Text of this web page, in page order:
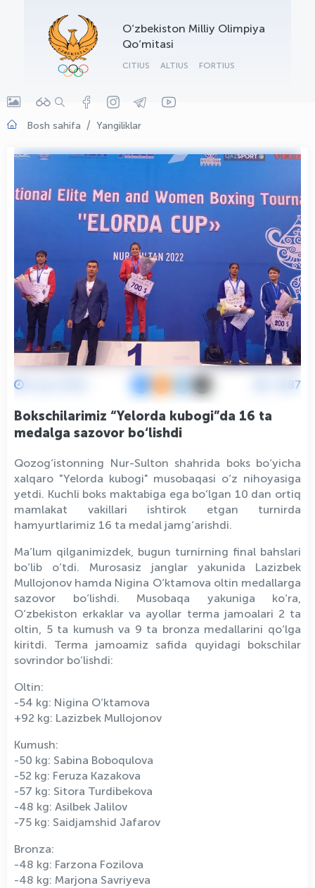
O‘zbekiston Milliy Olimpiya
Qo‘mitasi
CITIUS ALTIUS FORTIUS
Bosh sahifa Yangiliklar
3287
Bokschilarimiz “Yelorda kubogi”da 16 ta
medalga sazovor bo‘lishdi
Qozog‘istonning Nur-Sulton shahrida boks bo‘yicha
xalqaro "Yelorda kubogi" musobaqasi o‘z nihoyasiga
yetdi. Kuchli boks maktabiga ega bo‘lgan 10 dan ortiq
mamlakat vakillari ishtirok etgan turnirda
hamyurtlarimiz 16 ta medal jamg‘arishdi.
Ma’lum qilganimizdek, bugun turnirning final bahslari
bo‘lib o‘tdi. Murosasiz janglar yakunida Lazizbek
Mullojonov hamda Nigina O‘ktamova oltin medallarga
sazovor bo‘lishdi. Musobaqa yakuniga ko‘ra,
O‘zbekiston erkaklar va ayollar terma jamoalari 2 ta
oltin, 5 ta kumush va 9 ta bronza medallarini qo‘lga
kiritdi. Terma jamoamiz safida quyidagi bokschilar
sovrindor bo‘lishdi:
Oltin:
-54 kg: Nigina O‘ktamova
+92 kg: Lazizbek Mullojonov
Kumush:
-50 kg: Sabina Boboqulova
-52 kg: Feruza Kazakova
-57 kg: Sitora Turdibekova
-48 kg: Asilbek Jalilov
-75 kg: Saidjamshid Jafarov
Bronza:
-48 kg: Farzona Fozilova
-48 kg: Marjona Savriyeva
OLYMPCHIK AI - yordamchi
Onlayn · olympic.uz